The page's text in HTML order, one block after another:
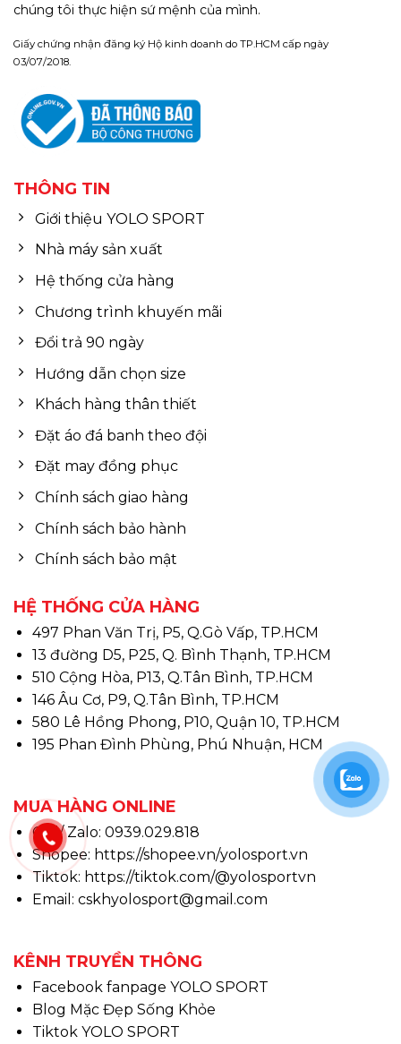
chúng tôi thực hiện sứ mệnh của mình.
Giấy chứng nhận đăng ký Hộ kinh doanh do TP.HCM cấp ngày
03/07/2018.
THÔNG TIN
Giới thiệu YOLO SPORT
Nhà máy sản xuất
Hệ thống cửa hàng
Chương trình khuyến mãi
Đổi trả 90 ngày
Hướng dẫn chọn size
Khách hàng thân thiết
Đặt áo đá banh theo đội
Đặt may đồng phục
Chính sách giao hàng
Chính sách bảo hành
Chính sách bảo mật
HỆ THỐNG CỬA HÀNG
497 Phan Văn Trị, P5, Q.Gò Vấp, TP.HCM
13 đường D5, P25, Q. Bình Thạnh, TP.HCM
510 Cộng Hòa, P13, Q.Tân Bình, TP.HCM
146 Âu Cơ, P9, Q.Tân Bình, TP.HCM
580 Lê Hồng Phong, P10, Quận 10, TP.HCM
195 Phan Đình Phùng, Phú Nhuận, HCM
MUA HÀNG ONLINE
Call/ Zalo: 0939.029.818
Shopee: https://shopee.vn/yolosport.vn
Tiktok: https://tiktok.com/@yolosportvn
Email: cskhyolosport@gmail.com
KÊNH TRUYỀN THÔNG
Facebook fanpage YOLO SPORT
Blog Mặc Đẹp Sống Khỏe
Tiktok YOLO SPORT